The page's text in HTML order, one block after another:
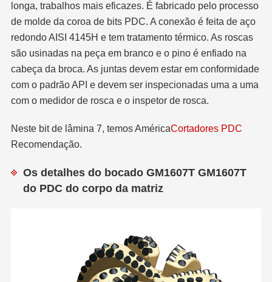
longa, trabalhos mais eficazes. É fabricado pelo processo
de molde da coroa de bits PDC. A conexão é feita de aço
redondo AISI 4145H e tem tratamento térmico. As roscas
são usinadas na peça em branco e o pino é enfiado na
cabeça da broca. As juntas devem estar em conformidade
com o padrão API e devem ser inspecionadas uma a uma
com o medidor de rosca e o inspetor de rosca.
Neste bit de lâmina 7, temos AméricaCortadores PDC
Recomendação.
Os detalhes do bocado GM1607T GM1607T
do PDC do corpo da matriz